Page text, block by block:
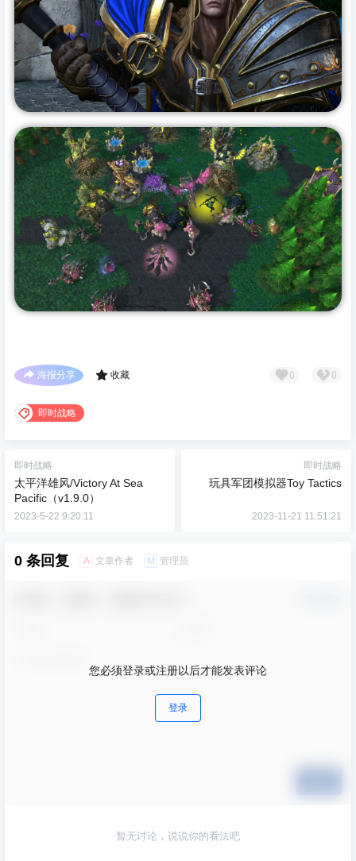
海报分享 收藏 0 0
即时战略
即时战略
太平洋雄风/Victory At Sea
Pacific（v1.9.0）
2023-5-22 9:20:11
即时战略
玩具军团模拟器Toy Tactics
2023-11-21 11:51:21
0 条回复 A 文章作者 M 管理员
您必须登录或注册以后才能发表评论
登录
暂无讨论，说说你的看法吧